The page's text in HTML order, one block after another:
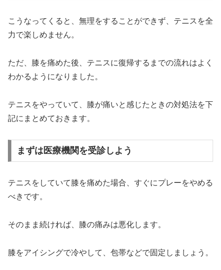
こうなってくると、無理をすることができず、テニスを全
力で楽しめません。
ただ、膝を痛めた後、テニスに復帰するまでの流れはよく
わかるようになりました。
テニスをやっていて、膝が痛いと感じたときの対処法を下
記にまとめておきます。
まずは医療機関を受診しよう
テニスをしていて膝を痛めた場合、すぐにプレーをやめる
べきです。
そのまま続ければ、膝の痛みは悪化します。
膝をアイシングで冷やして、包帯などで固定しましょう。